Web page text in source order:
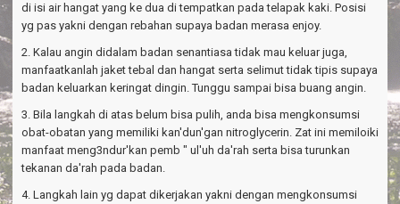
di isi air hangat yang ke dua di tempatkan pada telapak kaki. Posisi
yg pas yakni dengan rebahan supaya badan merasa enjoy.
2. Kalau angin didalam badan senantiasa tidak mau keluar juga,
manfaatkanlah jaket tebal dan hangat serta selimut tidak tipis supaya
badan keluarkan keringat dingin. Tunggu sampai bisa buang angin.
3. Bila langkah di atas belum bisa pulih, anda bisa mengkonsumsi
obat-obatan yang memiliki kan'dun'gan nitroglycerin. Zat ini memiloiki
manfaat meng3ndur'kan pemb " ul'uh da'rah serta bisa turunkan
tekanan da'rah pada badan.
4. Langkah lain yg dapat dikerjakan yakni dengan mengkonsumsi